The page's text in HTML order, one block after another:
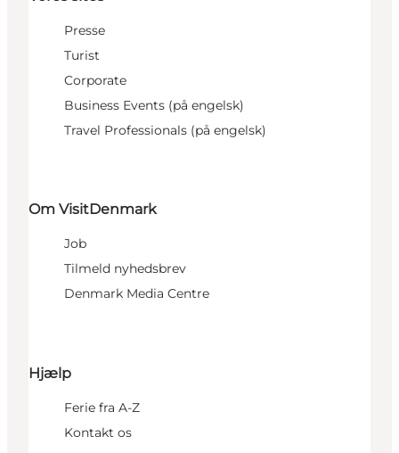
Presse
Turist
Corporate
Business Events (på engelsk)
Travel Professionals (på engelsk)
Om VisitDenmark
Job
Tilmeld nyhedsbrev
Denmark Media Centre
Hjælp
Ferie fra A-Z
Kontakt os